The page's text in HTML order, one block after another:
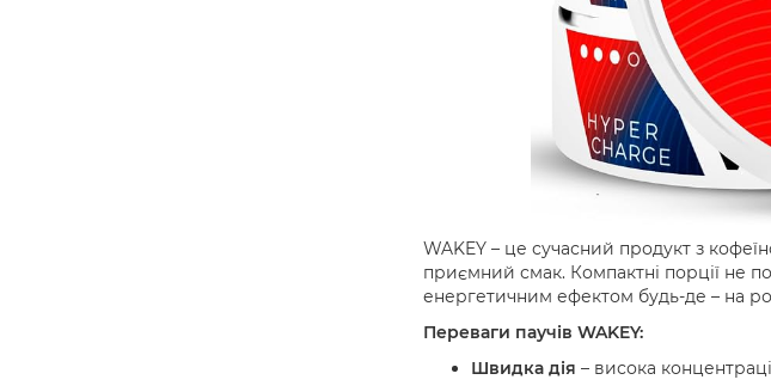
WAKEY – це сучасний продукт з
приємний смак. Компактні порції не
енергетичним ефектом будь-де – на
Переваги паучів WAKEY:
Швидка дія – висока